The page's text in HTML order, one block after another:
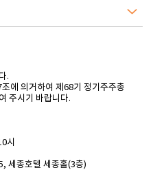
.
에 의거하여 제68기 정기주주총
주시기 바랍니다.
시
세종호텔 세종홀(3층)